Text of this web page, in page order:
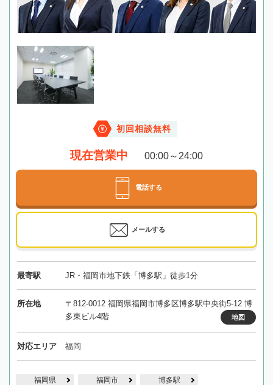
初回相談無料
現在営業中 00:00～24:00
電話する
メールする
最寄駅 JR・福岡市地下鉄「博多駅」徒歩1分
所在地
〒812-0012 福岡県福岡市博多区博多駅中央街5-12 博
多東ビル4階
地図
対応エリア 福岡
福岡県 福岡市 博多駅